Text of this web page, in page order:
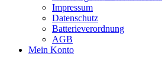
Impressum
Datenschutz
Batterieverordnung
AGB
Mein Konto